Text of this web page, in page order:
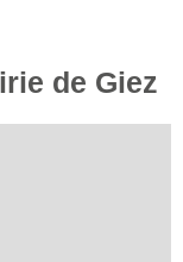
de Giez